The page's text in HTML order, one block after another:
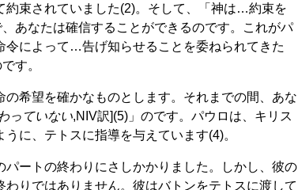
約束されていました(2)。そして、「神は…約束を
あなたは確信することができるのです。これがパ
令によって…告げ知らせることを委ねられてきた
す。
の希望を確かなものとします。それまでの間、あな
っていない,NIV訳](5)」のです。パウロは、キリス
うに、テトスに指導を与えています(4)。
パートの終わりにさしかかりました。しかし、彼の
りではありません。彼はバトンをテトスに渡して